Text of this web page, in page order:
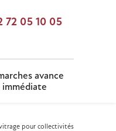
72 05 10 05
avance
immédiate
pour collectivités